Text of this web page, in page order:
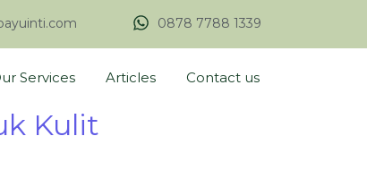
0878 7788 1339
Services Articles Contact us
Kulit